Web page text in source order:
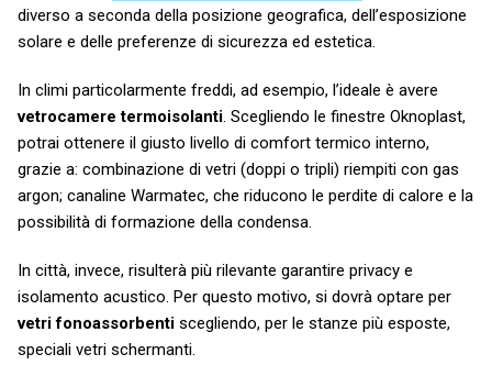
diverso a seconda della posizione geografica, dell’esposizione
solare e delle preferenze di sicurezza ed estetica.
In climi particolarmente freddi, ad esempio, l’ideale è avere
vetrocamere termoisolanti . Scegliendo le finestre Oknoplast,
potrai ottenere il giusto livello di comfort termico interno,
grazie a: combinazione di vetri (doppi o tripli) riempiti con gas
argon; canaline Warmatec, che riducono le perdite di calore e la
possibilità di formazione della condensa.
In città, invece, risulterà più rilevante garantire privacy e
isolamento acustico. Per questo motivo, si dovrà optare per
vetri fonoassorbenti scegliendo, per le stanze più esposte,
speciali vetri schermanti.